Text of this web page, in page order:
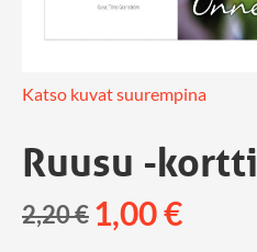
Katso kuvat suurempina
Ruusu -kortti
2,20€ 1,00€